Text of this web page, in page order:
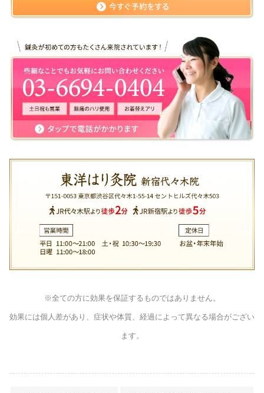
※全ての方に効果を保証するものではありません。
効果には個人差があり、症状や体質、経過によって異なる場合がござい
ます。